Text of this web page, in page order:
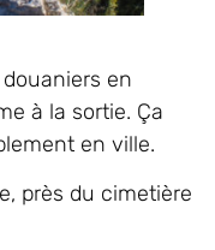
en
à la sortie. Ça
en ville.
près du cimetière